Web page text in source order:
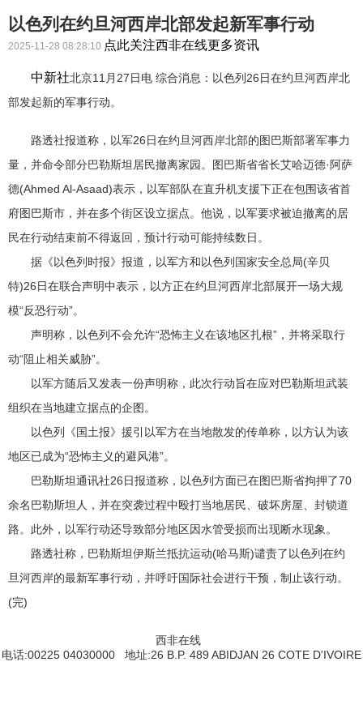
以色列在约旦河西岸北部发起新军事行动
2025-11-28 08:28:10 点此关注西非在线更多资讯
中新社北京11月27日电 综合消息：以色列26日在约旦河西岸北
部发起新的军事行动。
路透社报道称，以军26日在约旦河西岸北部的图巴斯部署军事力
量，并命令部分巴勒斯坦居民撤离家园。图巴斯省省长艾哈迈德·阿萨
德(Ahmed Al-Asaad)表示，以军部队在直升机支援下正在包围该省首
府图巴斯市，并在多个街区设立据点。他说，以军要求被迫撤离的居
民在行动结束前不得返回，预计行动可能持续数日。
据《以色列时报》报道，以军方和以色列国家安全总局(辛贝
特)26日在联合声明中表示，以方正在约旦河西岸北部展开一场大规
模“反恐行动”。
声明称，以色列不会允许“恐怖主义在该地区扎根”，并将采取行
动“阻止相关威胁”。
以军方随后又发表一份声明称，此次行动旨在应对巴勒斯坦武装
组织在当地建立据点的企图。
以色列《国土报》援引以军方在当地散发的传单称，以方认为该
地区已成为“恐怖主义的避风港”。
巴勒斯坦通讯社26日报道称，以色列方面已在图巴斯省拘押了70
余名巴勒斯坦人，并在突袭过程中殴打当地居民、破坏房屋、封锁道
路。此外，以军行动还导致部分地区因水管受损而出现断水现象。
路透社称，巴勒斯坦伊斯兰抵抗运动(哈马斯)谴责了以色列在约
旦河西岸的最新军事行动，并呼吁国际社会进行干预，制止该行动。
(完)
西非在线
电话:00225 04030000 地址:26 B.P. 489 ABIDJAN 26 COTE D'IVOIRE